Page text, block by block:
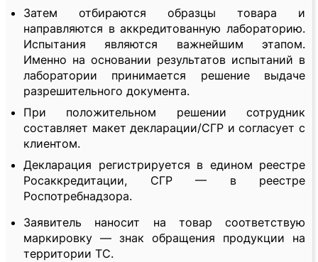
Затем отбираются образцы товара и
направляются в аккредитованную лабораторию.
Испытания являются важнейшим этапом.
Именно на основании результатов испытаний в
лаборатории принимается решение выдаче
разрешительного документа.
При положительном решении сотрудник
составляет макет декларации/СГР и согласует с
клиентом.
Декларация регистрируется в едином реестре
Росаккредитации, СГР — в реестре
Роспотребнадзора.
Заявитель наносит на товар соответствую
маркировку — знак обращения продукции на
территории ТС.